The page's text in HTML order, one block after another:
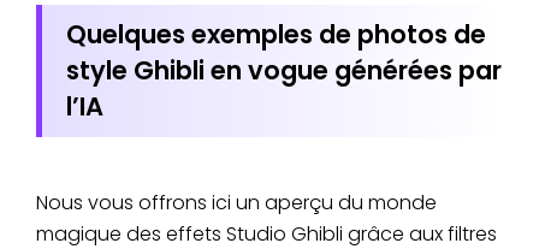
Quelques exemples de photos de
style Ghibli en vogue générées par
l’IA
Nous vous offrons ici un aperçu du monde
magique des effets Studio Ghibli grâce aux filtres